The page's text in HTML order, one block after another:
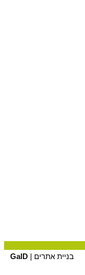
בניית אתרים | GalD